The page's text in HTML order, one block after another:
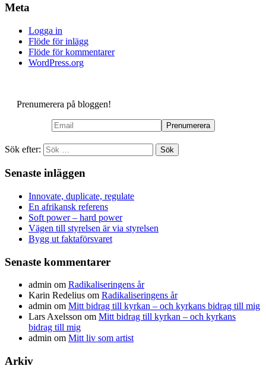
Meta
Logga in
Flöde för inlägg
Flöde för kommentarer
WordPress.org
Prenumerera på bloggen!
Sök efter:
Senaste inläggen
Innovate, duplicate, regulate
En afrikansk referens
Soft power – hard power
Vägen till styrelsen är via styrelsen
Bygg ut faktaförsvaret
Senaste kommentarer
admin om Radikaliseringens år
Karin Redelius om Radikaliseringens år
admin om Mitt bidrag till kyrkan – och kyrkans bidrag till mig
Lars Axelsson om Mitt bidrag till kyrkan – och kyrkans
bidrag till mig
admin om Mitt liv som artist
Arkiv